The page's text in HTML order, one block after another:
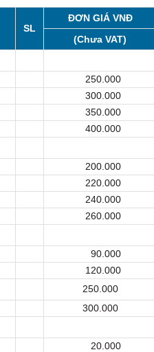
SL
ĐƠN GIÁ VNĐ
(Chưa VAT)
250.000
300.000
350.000
400.000
200.000
220.000
240.000
260.000
90.000
120.000
250.000
300.000
20.000